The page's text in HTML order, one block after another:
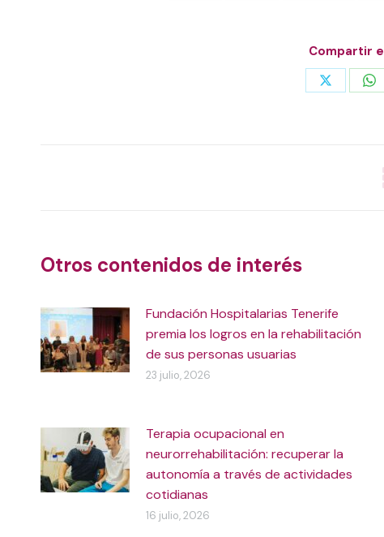
Compartir
Share
Otros contenidos de interés
Fundación Hospitalarias Tenerife
premia los logros en la rehabilitación
de sus personas usuarias
23 julio, 2026
Terapia ocupacional en
neurorrehabilitación: recuperar la
autonomía a través de actividades
cotidianas
16 julio, 2026